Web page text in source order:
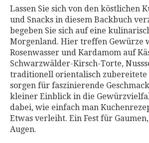
Lassen Sie sich von den köstlichen
und Snacks in diesem Backbuch
begeben Sie sich auf eine
Morgenland. Hier treffen Gewürze
Rosenwasser und Kardamom auf
Schwarzwälder-Kirsch-Torte,
traditionell orientalisch zubereitete
sorgen für faszinierende
kleiner Einblick in die
dabei, wie einfach man
Etwas verleiht. Ein Fest für
Augen.